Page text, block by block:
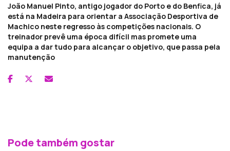
João Manuel Pinto, antigo jogador do Porto e do Benfica, já
está na Madeira para orientar a Associação Desportiva de
Machico neste regresso às competições nacionais. O
treinador prevê uma época difícil mas promete uma
equipa a dar tudo para alcançar o objetivo, que passa pela
manutenção
Pode também gostar